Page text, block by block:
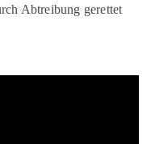
Abtreibung gerettet